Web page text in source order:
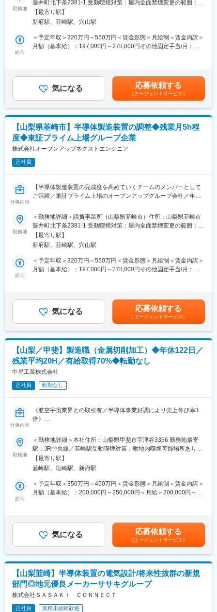
増収につながることで、マネジメント力が成果として目に見える
形で表れます。
エンジニアや求職者の皆様一人ひとりが活躍できるフィールドが
あります。
キルや経験、キャリア、ポテンシャルを持つ多様な人材の力で顧
客企業の皆様のプロジェクトや製品開発の「次」を共に創り出し
ていく事ができます。
変更の範囲：会社の定める業務
国内外の工場で装置をセットアップするチームの一員として装置
立上げをご担当いただきます。
■業務詳細：
（1）作業工程調整：現地工場へ出張・工程確認、変更・関係者と
＜補足＞
・出張先での業務は、日本語でコミュニケーションします。
・クリーンルーム内での作業になります
・場所：国内、海外【台湾、韓国、中国、アメリカ、シンガポー
ルなど】
・期間：1ヶ月～3ヶ月の範囲となります。
・頻度：2～4回/年程度
・宿泊：現地ビジネスホテルまたはコンドミニアム（取引先が予
約。立替え精算となります）
※主張先にもよりますが、宿泊施設内でも日本語で問題ございませ
ん。
・食事：自由（ホテルや現地店舗）
・保険：会社で加入
■この仕事の魅力：
半導体製造装置の組立・調整・立上げ業務に携わった経験があれ
ば、スキルを活かして活躍できる環境です。大手製造メーカーの
生産を立ち上げるやりがいある仕事です。海外出張を通して、グ
■当社サービスの強み：
当社は、新卒採用・中途採用を積極的に行っています。様々なス
キルや経験、キャリア、ポテンシャルを持つ多様な人材の力で顧
客企業の皆様のプロジェクトや製品開発の「次」を共に創り出し
ていく事ができます。
変更の範囲：会社の定める業務
勤務地
藤井町北下条2381-1 受動喫煙対策：屋内全面禁煙変更の範囲：会
社の定める事業所
【最寄り駅】
新府駅、韮崎駅、穴山駅
給与
＜予定年収＞320万円～550万円＜賃金形態＞月給制＜賃金内訳＞
月額（基本給）：197,000円～278,000円その他固定手当/月：
月、12月）※その他固定手当＝職務給賃金はあくまでも目安の金
額であり、選考を通じて上下する可能性があります。月給(月額)は
固定手当を含めた表記です。
気になる 応募依頼する
（エージェントサービス）
【山梨県韮崎市】半導体製造装置の調整◆残業月5h程
度◆東証プライム上場グループ企業
株式会社オープンアップネクストエンジニア
正社員
仕事内容
【半導体製造装置の完成度を高めていくチームのメンバーとして
ご活躍／東証プライム上場のオープンアップグループ会社／年間
■業務概要：
半導体製造装置の各種ユニットを調整し、装置の完成度を高めて
いくチームのメンバーとしてご活躍いただきます。ご経験に応じ
て、後輩指導や工程管理などにも段階的に携わり、事業成長に貢
献いただきます。
・配線図面/仕様書の確認
・ユニットの位置合わせ
（3）出荷準備
・装置の解体
・各ユニットの梱包
■仕事の魅力：
大規模請負事業所内で、品質水準の良化や生産性向上の成果を仲
間ともに共感できる職場です。段階的にマネジメントや品質管理
にも携われるため、キャリアアップを希望する方にとって非常に
やりがいのある環境です。
エンジニアや求職者の皆様一人ひとりが活躍できるフィールドが
あります。
【顧客企業の皆様にとって】
当社は、新卒採用・中途採用を積極的に行っています。様々なス
客企業の皆様のプロジェクトや製品開発の「次」を共に創り出し
ていく事ができます。
勤務地
＜勤務地詳細＞請負事業所（山梨県韮崎市）住所：山梨県韮崎市
藤井町北下条2381-1 受動喫煙対策：屋内全面禁煙変更の範囲：会
社の定める事業所
【最寄り駅】
新府駅、韮崎駅、穴山駅
給与
＜予定年収＞320万円～550万円＜賃金形態＞月給制＜賃金内訳＞
月額（基本給）：197,000円～278,000円その他固定手当/月：
月、12月）※その他固定手当＝職務給賃金はあくまでも目安の金
額であり、選考を通じて上下する可能性があります。月給(月額)は
固定手当を含めた表記です。
気になる 応募依頼する
（エージェントサービス）
【山梨／甲斐】製造職（金属切削加工）◆年休122日／
残業平均20H／有給取得70%◆転勤なし
中星工業株式会社
正社員 転勤なし
仕事内容
《航空宇宙業界との取引有／半導体事業好調により売上伸び率3
倍》
休122日》
《転勤なし！IUターン歓迎！地元山梨で長く働く》
■仕事内容
工作機械を操作し、半導体製造装置や産業機器向けの金属切削部
品のマシンオペレーター業務に従事していただきます。
・マシニングセンターや旋盤を用いた金属部品の切削加工
■所属組織の説明
扱う機械や製品の特徴により、1課から4課の4組織に分かれてい
・1課：溶接・機械加工、2課：小物金属加工、3課：大物金属加
工、4課：組立
・ご本人の適性や状況を考慮して配属先を決定します。
【はたらく社員の声】
https://nakaboshi.co.jp/recruit/#interview
勤務地
＜勤務地詳細＞本社住所：山梨県甲斐市宇津谷3356 勤務地最寄
駅：JR中央線／韮崎駅受動喫煙対策：敷地内喫煙可能場所あり変
更の範囲：会社の定める事業所
【最寄り駅】
韮崎駅、塩崎駅、新府駅
給与
＜予定年収＞350万円～450万円＜賃金形態＞月給制＜賃金内訳＞
月額（基本給）：200,000円～250,000円＜月給＞200,000円～
気になる 応募依頼する
（エージェントサービス）
【山梨韮崎】半導体装置の電気設計/将来性抜群の新規
部門◎地元優良メーカーササキグループ
株式会社ＳＡＳＡＫＩ ＣＯＮＮＥＣＴ
正社員 業種未経験歓迎